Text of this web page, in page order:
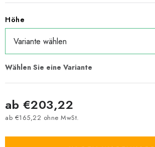
Höhe
ab €203,22
ab €165,22 ohne MwSt.